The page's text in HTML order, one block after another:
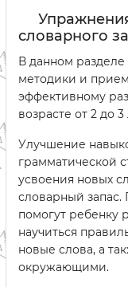
словарного
В данном
методики и
эффективному
возрасте от 2 до 3
Улучшение
грамматической
усвоения новых
словарный
помогут ребенку
научиться
новые слова, а
окружающими.